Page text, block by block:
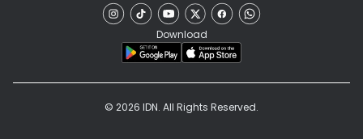
Download
© 2026 IDN. All Rights Reserved.